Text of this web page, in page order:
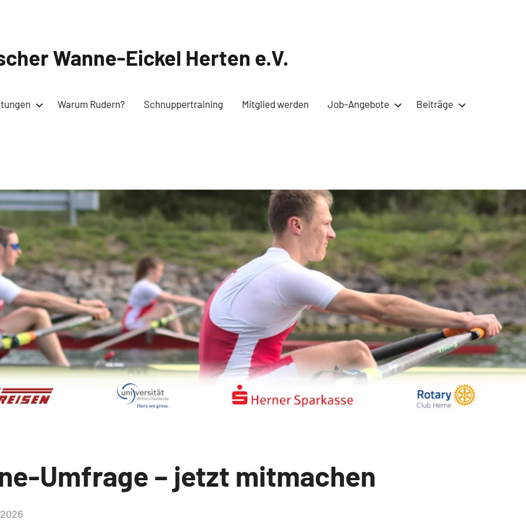
Wanne-Eickel Herten e.V.
Warum Rudern? Schnuppertraining Mitglied werden Job-Angebote Beiträge
Umfrage – jetzt mitmachen